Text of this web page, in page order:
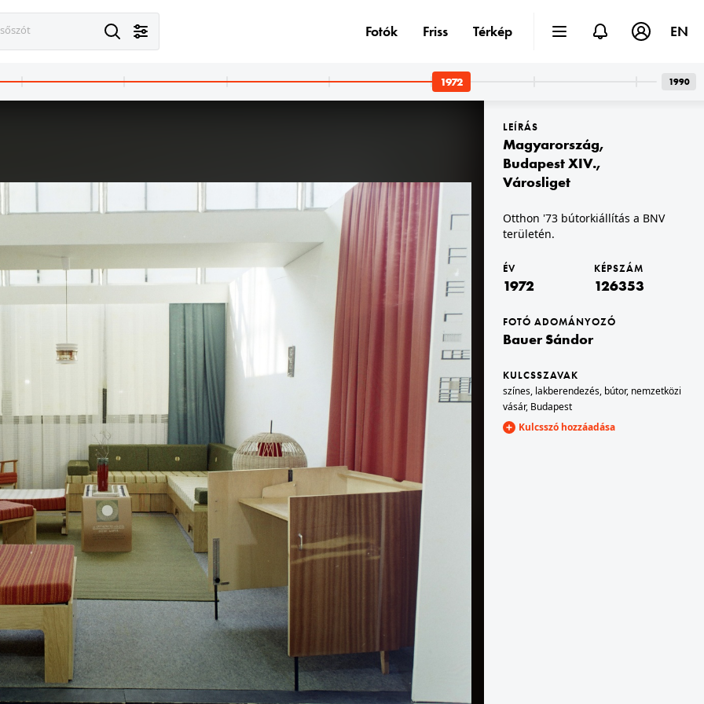
Budapest XIV. · Városliget
1972 · Budapest XIV. · Városliget
Otthon '73 bútorkiállítás a BNV területén.
1972 · Budapest XIV. · Városliget
Otthon '73 bútorkiállítás a BNV területén.
· Budapest XIV. · Városliget
'73 bútorkiállítás a BNV területén.
1972 · Budapest VIII.
József körút 43., Isolabella Kávé-Tea Ital szaküzlet.
1972 · Budapest VIII.
József körút 43., Isolabella Kávé-Tea Ital szaküzlet.
Budapest XIII.
előtérben a Váci út - Tisza (Tisza Antal) utca sarokháza, jobbra távolabb a Pozsonyi úti református templom tornya látszik.
1972 · Budapest XIII.
kilátás a Volga szállóból, előtérben a Váci út házai látszanak.
1972 · Budapest XIII.
kilátás a Volga szállóból, előtérben balra a Váci út - Tisza (Tisza Antal) utca sarokházai, jobbra az ELMÜ székház, középen távolabb a Pozsonyi úti református templom tornya látszik.
LEÍRÁS
Magyarország,
Budapest XIV.,
Városliget
Otthon '73 bútorkiállítás a BNV
területén.
ÉV
1972
KÉPSZÁM
126353
FOTÓ ADOMÁNYOZÓ
Bauer Sándor
KULCSSZAVAK
színes, lakberendezés, bútor, nemzetközi
vásár, Budapest
Kulcsszó hozzáadása
Fotók Friss Térkép EN
1990
1972